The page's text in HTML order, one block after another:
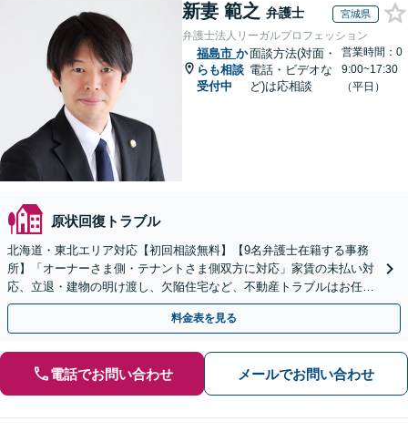
新妻 範之 弁護士 宮城県
弁護士法人リーガルプロフェッション
福島市 か
らも相談
受付中
面談方法(対面・
電話・ビデオな
ど)は応相談
営業時間：0
9:00~17:30
（平日）
原状回復トラブル
北海道・東北エリア対応【初回相談無料】【9名弁護士在籍する事務
所】「オーナーさま側・テナントさま側双方に対応」家賃の未払い対
応、立退・建物の明け渡し、欠陥住宅など、不動産トラブルはお任せ
ください「早期相談で損失を最小限に」
料金表を見る
電話でお問い合わせ メールでお問い合わせ